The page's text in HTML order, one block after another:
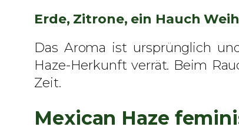
Erde, Zitrone, ein Hauch
Das Aroma ist ursprünglich
Haze-Herkunft verrät. Beim
Zeit.
Mexican Haze